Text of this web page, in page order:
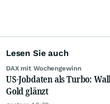
Lesen Sie auch
DAX mit Wochengewinn
US-Jobdaten als Turbo:
Gold glänzt